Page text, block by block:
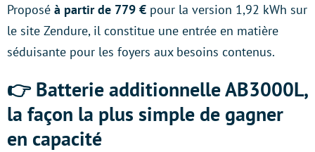
Proposé à partir de 779 € pour la version 1,92 kWh sur
le site Zendure, il constitue une entrée en matière
séduisante pour les foyers aux besoins contenus.
👉 Batterie additionnelle AB3000L,
la façon la plus simple de gagner
en capacité